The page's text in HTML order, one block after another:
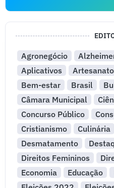
Agronegócio
Aplicativos
Artesanato
Bem-estar
Brasil
Câmara Municipal
Concurso Público
Cristianismo
Culinária
Desmatamento
Direitos Femininos
Economia
Educação